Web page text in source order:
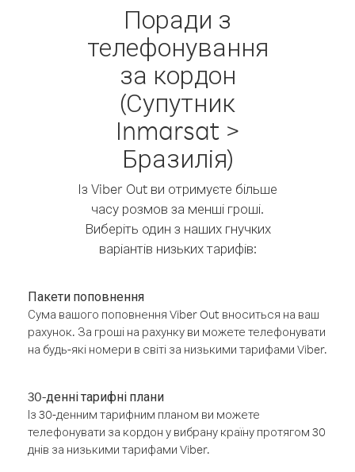
Поради з
телефонування
за кордон
(Супутник
Inmarsat >
Бразилія)
Із Viber Out ви отримуєте більше
часу розмов за менші гроші.
Виберіть один з наших гнучких
варіантів низьких тарифів:
Пакети поповнення
Сума вашого поповнення Viber Out вноситься на ваш
рахунок. За гроші на рахунку ви можете телефонувати
на будь-які номери в світі за низькими тарифами Viber.
30-денні тарифні плани
Із 30-денним тарифним планом ви можете
телефонувати за кордон у вибрану країну протягом 30
днів за низькими тарифами Viber.